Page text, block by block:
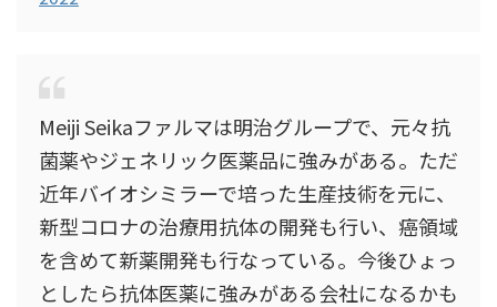
Meiji Seikaファルマは明治グループで、元々抗
菌薬やジェネリック医薬品に強みがある。ただ
近年バイオシミラーで培った生産技術を元に、
新型コロナの治療用抗体の開発も行い、癌領域
を含めて新薬開発も行なっている。今後ひょっ
としたら抗体医薬に強みがある会社になるかも